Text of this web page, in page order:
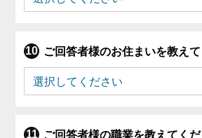
ご回答者様のお住まいを教えて
ご回答者様の職業を教えてくだ